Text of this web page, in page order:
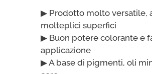
▶ Prodotto molto versatile,
molteplici superfici
▶ Buon potere colorante e
applicazione
▶ A base di pigmenti, oli